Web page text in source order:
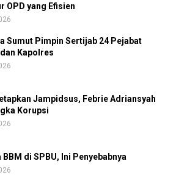
OPD yang Efisien
Sumut Pimpin Sertijab 24 Pejabat
Kapolres
Jampidsus, Febrie Adriansyah
Korupsi
BBM di SPBU, Ini Penyebabnya